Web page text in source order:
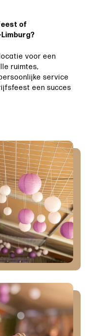
of
voor een
ruimtes,
service
een succes